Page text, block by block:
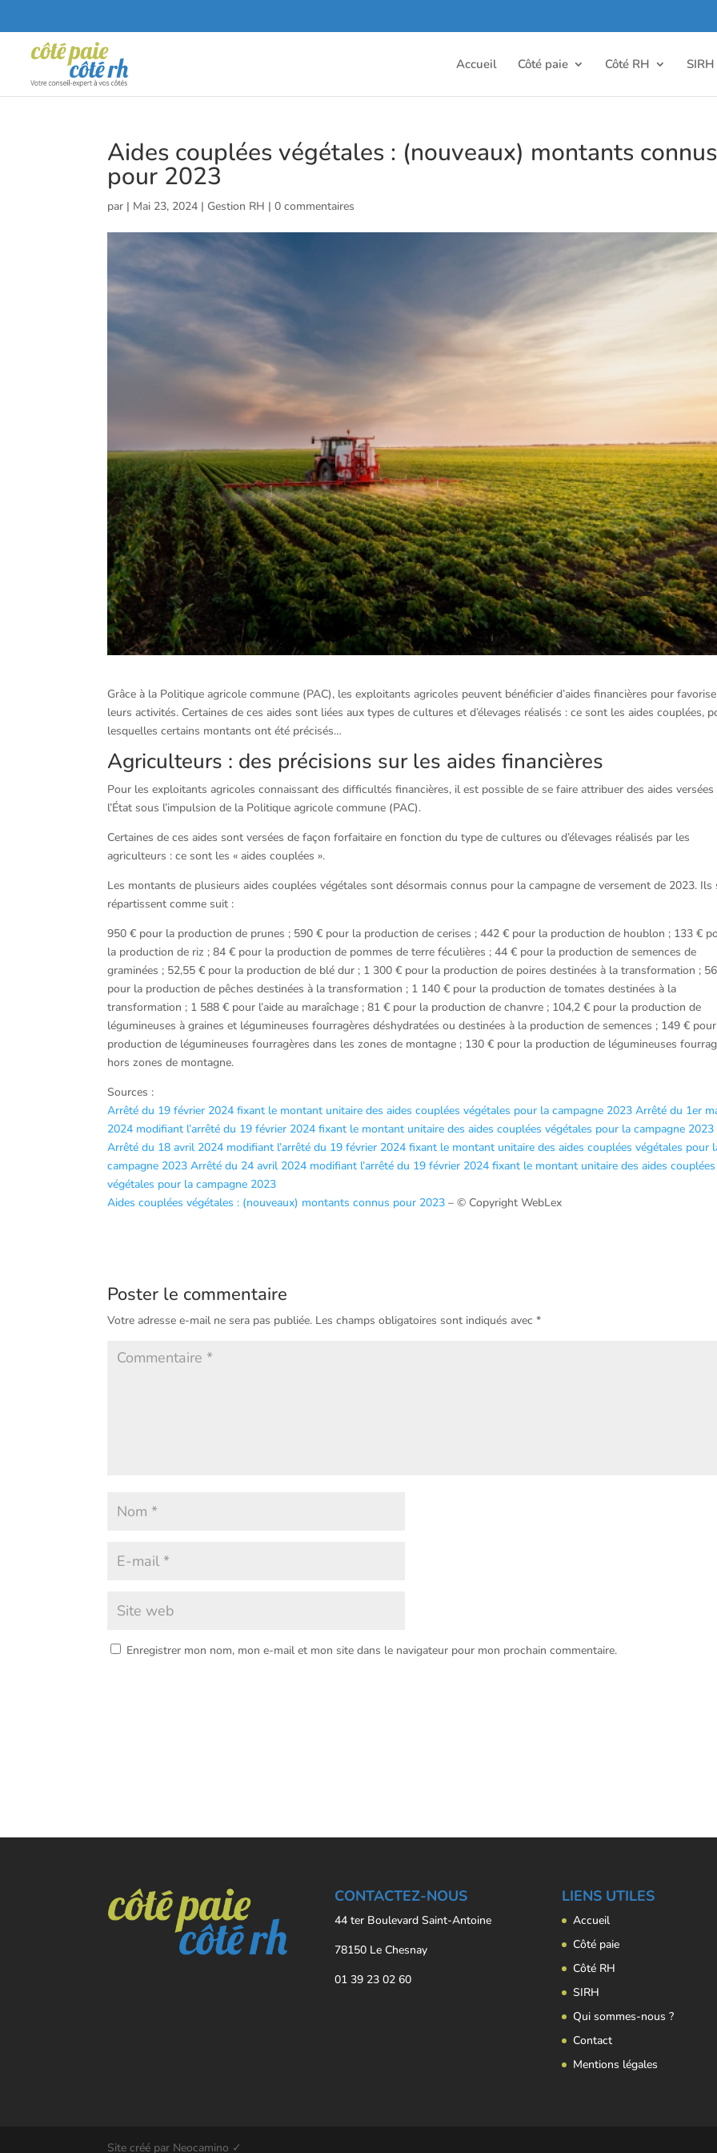
Accueil Côté paie Côté RH SIRH
Aides couplées végétales : (nouveaux) montants connus
pour 2023
par | Mai 23, 2024 | Gestion RH |0 commentaires
Grâce à la Politique agricole commune (PAC), les exploitants agricoles peuvent bénéficier d’aides financières pour
leurs activités. Certaines de ces aides sont liées aux types de cultures et d’élevages réalisés : ce sont les aides couplées,
lesquelles certains montants ont été précisés…
Agriculteurs : des précisions sur les aides financières
Pour les exploitants agricoles connaissant des difficultés financières, il est possible de se faire attribuer des aides versées
l’État sous l’impulsion de la Politique agricole commune (PAC).
Certaines de ces aides sont versées de façon forfaitaire en fonction du type de cultures ou d’élevages réalisés par les
agriculteurs : ce sont les « aides couplées ».
Les montants de plusieurs aides couplées végétales sont désormais connus pour la campagne de versement de 2023. Ils
répartissent comme suit :
950 € pour la production de prunes ; 590 € pour la production de cerises ; 442 € pour la production de houblon ; 133 €
la production de riz ; 84 € pour la production de pommes de terre féculières ; 44 € pour la production de semences de
graminées ; 52,55 € pour la production de blé dur ; 1 300 € pour la production de poires destinées à la transformation ;
pour la production de pêches destinées à la transformation ; 1 140 € pour la production de tomates destinées à la
transformation ; 1 588 € pour l’aide au maraîchage ; 81 € pour la production de chanvre ; 104,2 € pour la production de
légumineuses à graines et légumineuses fourragères déshydratées ou destinées à la production de semences ; 149 €
production de légumineuses fourragères dans les zones de montagne ; 130 € pour la production de légumineuses
hors zones de montagne.
Sources :
Arrêté du 19 février 2024 fixant le montant unitaire des aides couplées végétales pour la campagne 2023 Arrêté du 1er
2024 modifiant l’arrêté du 19 février 2024 fixant le montant unitaire des aides couplées végétales pour la campagne 2023
Arrêté du 18 avril 2024 modifiant l’arrêté du 19 février 2024 fixant le montant unitaire des aides couplées végétales pour
campagne 2023 Arrêté du 24 avril 2024 modifiant l’arrêté du 19 février 2024 fixant le montant unitaire des aides couplées
végétales pour la campagne 2023
Aides couplées végétales : (nouveaux) montants connus pour 2023 – © Copyright WebLex
Poster le commentaire
Votre adresse e-mail ne sera pas publiée. Les champs obligatoires sont indiqués avec*
Enregistrer mon nom, mon e-mail et mon site dans le navigateur pour mon prochain commentaire.
CONTACTEZ-NOUS
44 ter Boulevard Saint-Antoine
78150 Le Chesnay
01 39 23 02 60
LIENS UTILES
Accueil
Côté paie
Côté RH
SIRH
Qui sommes-nous ?
Contact
Mentions légales
Site créé par Neocamino ✓